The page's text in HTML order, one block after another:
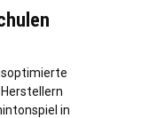
in